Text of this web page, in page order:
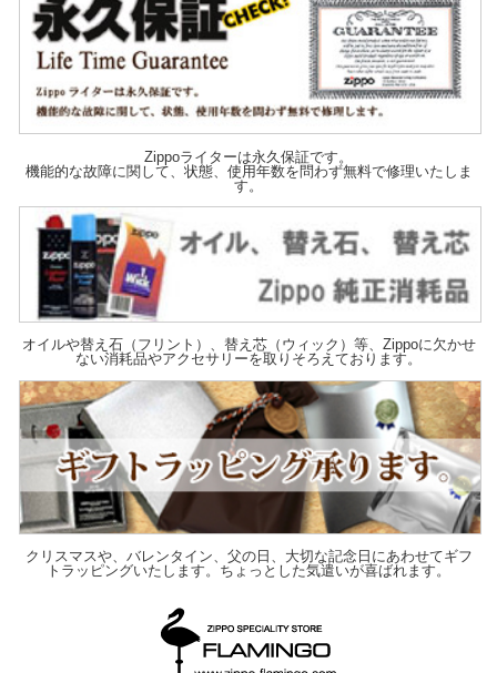
Zippoライターは永久保証です。
機能的な故障に関して、状態、使用年数を問わず無料で修理いたしま
す。
オイルや替え石（フリント）、替え芯（ウィック）等、Zippoに欠かせ
ない消耗品やアクセサリーを取りそろえております。
クリスマスや、バレンタイン、父の日、大切な記念日にあわせてギフ
トラッピングいたします。ちょっとした気遣いが喜ばれます。